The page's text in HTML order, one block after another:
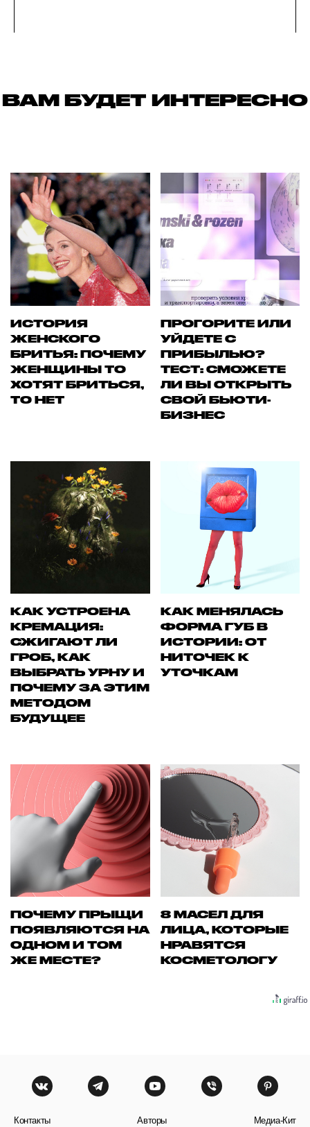
ВАМ БУДЕТ ИНТЕРЕСНО
ИСТОРИЯ
ЖЕНСКОГО
БРИТЬЯ: ПОЧЕМУ
ЖЕНЩИНЫ ТО
ХОТЯТ БРИТЬСЯ,
ТО НЕТ
ПРОГОРИТЕ ИЛИ
УЙДЕТЕ С
ПРИБЫЛЬЮ?
ТЕСТ: СМОЖЕТЕ
ЛИ ВЫ ОТКРЫТЬ
СВОЙ БЬЮТИ-
БИЗНЕС
КАК УСТРОЕНА
КРЕМАЦИЯ:
СЖИГАЮТ ЛИ
ГРОБ, КАК
ВЫБРАТЬ УРНУ И
ПОЧЕМУ ЗА ЭТИМ
МЕТОДОМ
БУДУЩЕЕ
КАК МЕНЯЛАСЬ
ФОРМА ГУБ В
ИСТОРИИ: ОТ
НИТОЧЕК К
УТОЧКАМ
ПОЧЕМУ ПРЫЩИ
ПОЯВЛЯЮТСЯ НА
ОДНОМ И ТОМ
ЖЕ МЕСТЕ?
8 МАСЕЛ ДЛЯ
ЛИЦА, КОТОРЫЕ
НРАВЯТСЯ
КОСМЕТОЛОГУ
Контакты Авторы Медиа-Кит